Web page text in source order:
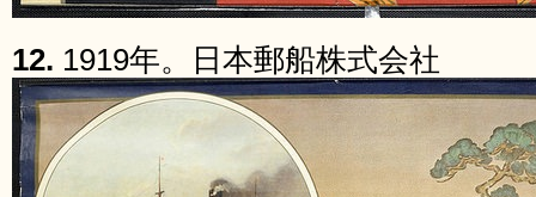
12. 1919年。日本郵船株式会社